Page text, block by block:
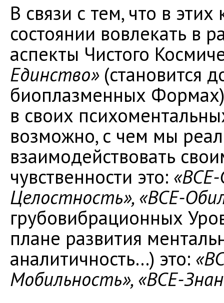
В связи с тем, что в
состоянии вовлекать в
аспекты Чистого
Единство»(становится
биоплазменных
в своих
возможно, с чем мы
взаимодействовать
чувственности это:
Целостность», «ВСЕ-
грубовибрационных
плане развития
аналитичность…) это:
Мобильность», «ВСЕ-